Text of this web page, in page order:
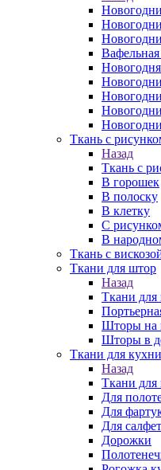
Ткань с
Назад
Ткань с
В горошек
В полоску
В клетку
С
В
Ткань с
Ткани для штор
Назад
Ткани для
Шторы на
Шторы в
Ткани для кухни
Назад
Ткани для
Для
Для
Для
Дорожки